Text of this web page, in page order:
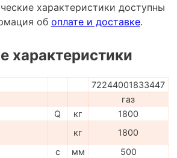
характеристики доступны
об оплате и доставке.
характеристики
72244001833447
газ
Q кг
1800
кг
1800
c мм
500